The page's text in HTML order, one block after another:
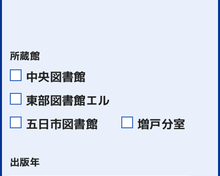
所蔵館
中央図書館
東部図書館エル
五日市図書館
増戸分室
出版年